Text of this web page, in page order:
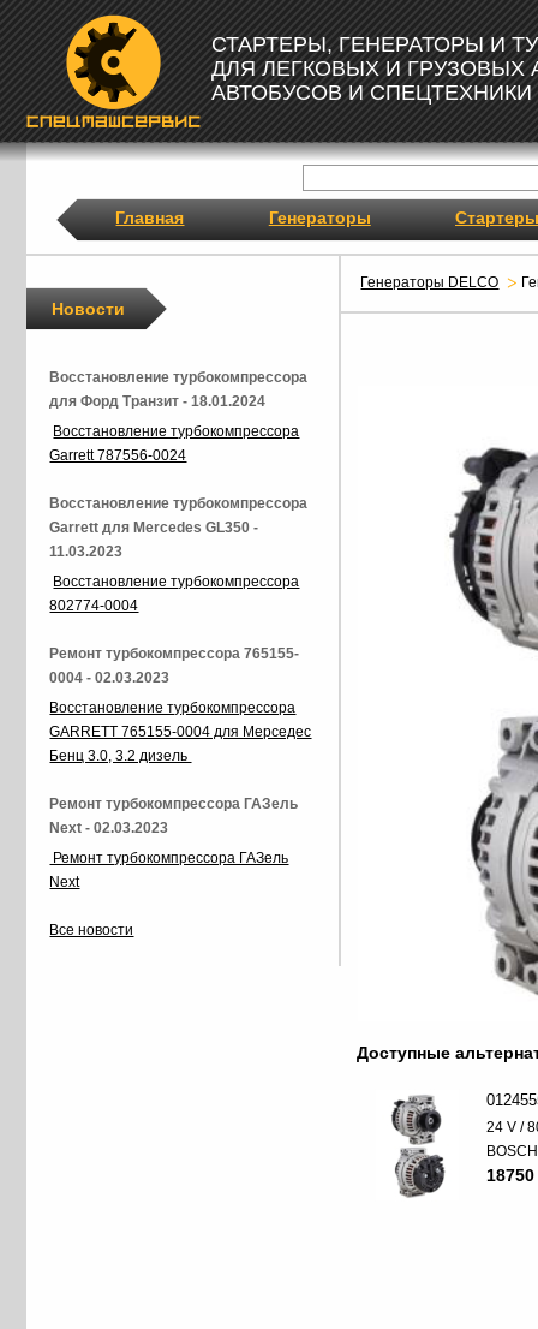
СТАРТЕРЫ, ГЕНЕРАТОРЫ И
ДЛЯ ЛЕГКОВЫХ И ГРУЗОВЫХ
АВТОБУСОВ И СПЕЦТЕХНИКИ
Главная Генераторы Стартеры
Генераторы DELCO
Доступные
24 V /
BOSCH
Новости
Восстановление турбокомпрессора
для Форд Транзит - 18.01.2024
Восстановление турбокомпрессора
Garrett 787556-0024
Восстановление турбокомпрессора
Garrett для Mercedes GL350 -
11.03.2023
Восстановление турбокомпрессора
802774-0004
Ремонт турбокомпрессора 765155-
0004 - 02.03.2023
Восстановление турбокомпрессора
GARRETT 765155-0004 для Мерседес
Бенц 3.0, 3.2 дизель
Ремонт турбокомпрессора ГАЗель
Next - 02.03.2023
Ремонт турбокомпрессора ГАЗель
Next
Все новости